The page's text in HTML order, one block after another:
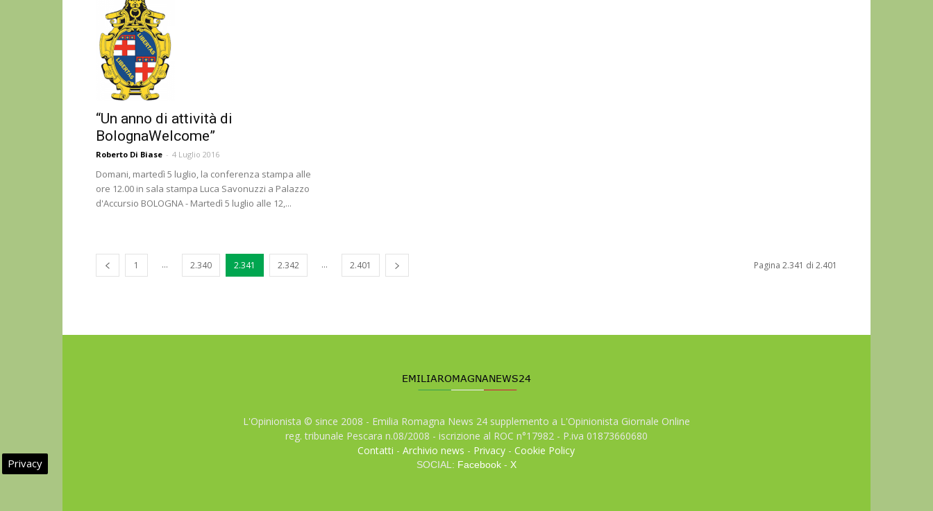
“Un anno di attività di
BolognaWelcome”
Roberto Di Biase - 4 Luglio 2016
Domani, martedì 5 luglio, la conferenza stampa alle
ore 12.00 in sala stampa Luca Savonuzzi a Palazzo
d'Accursio BOLOGNA - Martedì 5 luglio alle 12,...
1 ... 2.340 2.341 2.342 ... 2.401 Pagina 2.341 di 2.401
L'Opinionista © since 2008 - Emilia Romagna News 24 supplemento a L'Opinionista Giornale Online
reg. tribunale Pescara n.08/2008 - iscrizione al ROC n°17982 - P.iva 01873660680
Contatti -Archivio news - Privacy -Cookie Policy
SOCIAL: Facebook- X
Privacy